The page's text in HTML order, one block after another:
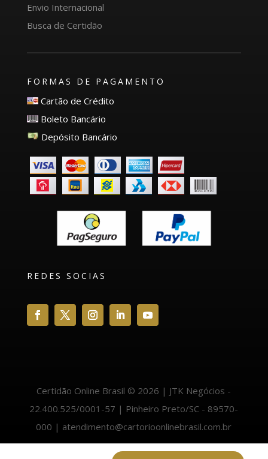
Envio Internacional
Busca de Certidão
FORMAS DE PAGAMENTO
Cartão de Crédito
Boleto Bancário
Depósito Bancário
REDES SOCIAS
Certidão Online Brasil © 2026 | JTK Negócios -
22.400.525/0001-57 | Pinheiro Preto/SC - 89570-
000 | atendimento@cartorioonlinebrasil.com.br